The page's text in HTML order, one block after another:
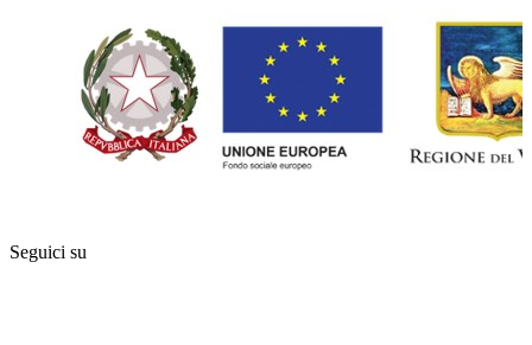
Seguici su